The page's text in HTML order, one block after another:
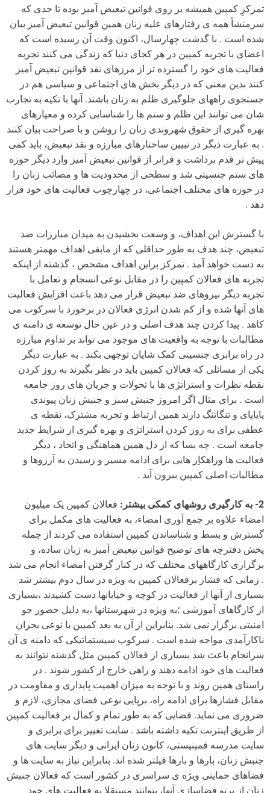
تمرکزِ کمپین همیشه بر روی قوانین تبعیض آمیز بوده تا حدی که
سرمنشأ همه ی رفتارهای علیه زنان همین قوانین تبعیض آمیز بیان
شده است . با گذشت چهارسال، اکنون وقت آن رسیده است که
اعضای با تجربه کمپین در هر کجای دنیا که زندگی می کنند تجربه
فعالیت های خود را گسترده تر از مرزهای نقد قوانین تبعیض آمیز
کنند بدین معنی که در دیگر بخش های اجتماعی و سیاسی هم در
جستجوی راههای جلوگیری ظلم به زنان باشند. آنها با تکیه به تجارب
شان می توانند این ظلم و ستم ها را شناسایی کرده و معیارهای
بهره گیری از حقوق شهروندی زنان را روشن و با صراحت بیان کنند
. به عبارت دیگر در تبیین ساختارهای مبارزه و نقد تبعیض، باید کمی
پیش تر قدم برداشت و فراتر از قوانین تبعیض آمیز وارد دیگر حوزه
های ستم جنسیتی شد و سطحی از محدودیت ها و مصائب زنان را
در حوزه های مختلف اجتماعی، در چهارچوب فعالیت های خود قرار
دهد .
با گسترش این اهداف، و وسعت بخشیدن به میدان مبارزات ضد
تبعیض، چند هدف به طور حداقلی که از مابقی اهداف مهمتر هستند
به دست خواهد آمد . تمرکز براین اهداف مشخص ، گذشته از اینکه
تجربه های فعالان کمپین را در مقابل نوعی انسجام و تعامل با
تجربه دیگر نیروهای ضد تبعیض قرار می دهد باعث افزایش فعالیت
های آنها شده و از کم شدن انرژی فعالان در برخورد با سرکوب می
کاهد . پیدا کردن چند هدف اصلی و در عین حال توسعه ی دامنه ی
مطالبات با توجه به واقعیت های موجود می تواند بر تداوم مبارزه
در راه برابری جنسیتی کمک شایان توجهی بکند . به عبارت دیگر
یکی از مسائلی که فعالان کمپین باید در نظر بگیرند به روز کردن
نقطه نظرات و استراتژی ها با تحولات و جریان های روز جامعه
است . برای مثال اگر امروز جنبش سبز و جنبش زنان پیوندی
پایاپای و تنگاتنگ دارند همین ارتباط و تجربه مشترک، نقطه ی
عطفی برای به روز کردن استراتژی و بهره گیری از شرایط جدید
جامعه است . چه بسا که از دل همین هماهنگی و اتحاد ، دیگر
فعالیت ها وراهکاِر هایی برای ادامه مسیر و رسیدن به آرزوها و
مطالبات اصلی کمپین بیرون آید .
2- به کارگیری روشهای کمکی بیشتر:
فعالان کمپین یک میلیون
امضاء علاوه بر جمع آوری امضاء، به فعالیت های مکمل برای
گسترش و بسط و شناساندن کمپین استفاده می کردند از جمله
پخش دفترچه های توضیح قوانین تبعیض آمیز به زبان ساده، و
برگزاری کارگاههای مختلف که در کنار گرفتن امضاء انجام می شد
. زمانی که فشار برفعالان کمپین به ویژه در سال دوم بیشتر شد
بسیاری از آنها از فعالیت در کوچه و خیابانها دست کشیدند ،بسیاری
از کارگاهای آموزشی ؛به ویژه در شهرستانها ،به دلیل حضور جو
امنیتی برگزار نمی شد. بنابراین از آن به بعد کمپین با نوعی بحران
ناکارآمدی مواجه شده است . سرکوب سیستماتیکی که دامنه ی آن
سرانجام باعث شد بسیاری از فعالان کمپین مثل گذشته نتوانند به
فعالیت های خود ادامه دهند و راهی خارج از کشور شوند . در
راستای همین روند و با توجه به میزان اهمیت پایداری و مقاومت در
مقابل فشارها برای ادامه راه، برپایی نوعی فضای مجازی، لازم و
ضروری می نماید. فضایی که به طور تمام و کمال بر فعالیت کمپین
از طریق اینترنت تکیه داشته باشد . سایت تغییر برای برابری و
سایت مدرسه فمینیستی، کانون زنان ایرانی و دیگر سایت های
جنبش زنان، بارها و بارها فیلتر شده اند. بنابراین نیاز به سایت ها و
فضاهای حمایتی ویژه ی سراسری در کشور است که فعالان جنبش
زنان از پرتو فضاسازی آنها، بتوانند مستقلا به فعالیت های خود